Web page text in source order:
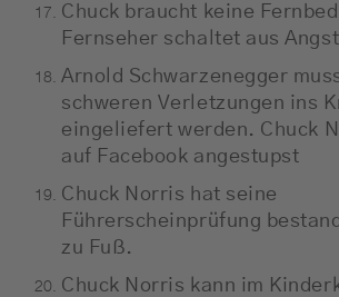
Chuck braucht keine
Fernseher schaltet aus
Arnold Schwarzenegger
schweren Verletzungen ins
eingeliefert werden. Chuck
auf Facebook angestupst
Chuck Norris hat seine
Führerscheinprüfung
zu Fuß.
Chuck Norris kann im